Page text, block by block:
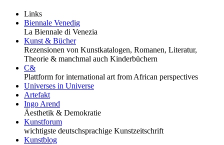
Links
Biennale Venedig
La Biennale di Venezia
Kunst & Bücher
Rezensionen von Kunstkatalogen, Romanen, Literatur,
Theorie & manchmal auch Kinderbüchern
C&
Plattform for international art from African perspectives
Universes in Universe
Artefakt
Ingo Arend
Äesthetik & Demokratie
Kunstforum
wichtigste deutschsprachige Kunstzeitschrift
Kunstblog